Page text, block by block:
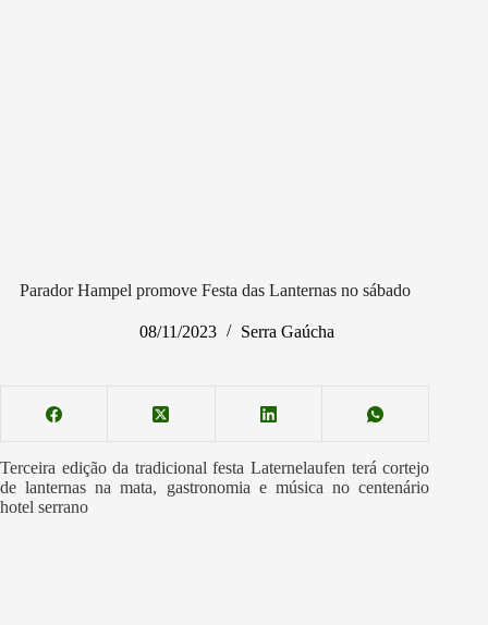
Parador Hampel promove Festa das Lanternas no sábado
08/11/2023 Serra Gaúcha
Terceira edição da tradicional festa Laternelaufen terá cortejo
de lanternas na mata, gastronomia e música no centenário
hotel serrano